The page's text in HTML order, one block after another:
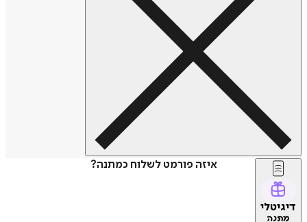
איזה פורמט לשלוח כמתנה?
דיגיטלי
מתנה